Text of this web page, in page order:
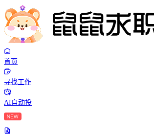
首页
寻找工作
AI自动投